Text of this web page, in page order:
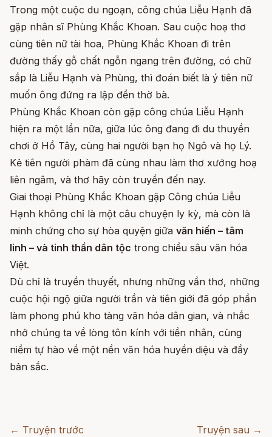
Trong một cuộc du ngoạn, công chúa Liễu Hạnh đã
gặp nhân sĩ Phùng Khắc Khoan. Sau cuộc hoạ thơ
cùng tiên nữ tài hoa, Phùng Khắc Khoan đi trên
đường thấy gỗ chất ngỗn ngang trên đường, có chữ
sắp là Liễu Hạnh và Phùng, thì đoán biết là ý tiên nữ
muốn ông đứng ra lập đền thờ bà.
Phùng Khắc Khoan còn gặp công chúa Liễu Hạnh
hiện ra một lần nữa, giữa lúc ông đang đi du thuyền
chơi ở Hồ Tây, cùng hai người bạn họ Ngô và họ Lý.
Kẻ tiên người phàm đã cùng nhau làm thơ xướng hoạ
liên ngâm, và thơ hãy còn truyền đến nay.
Giai thoại Phùng Khắc Khoan gặp Công chúa Liễu
Hạnh không chỉ là một câu chuyện ly kỳ, mà còn là
minh chứng cho sự hòa quyện giữa văn hiến – tâm
linh – và tinh thần dân tộc trong chiều sâu văn hóa
Việt.
Dù chỉ là truyền thuyết, nhưng những vần thơ, những
cuộc hội ngộ giữa người trần và tiên giới đã góp phần
làm phong phú kho tàng văn hóa dân gian, và nhắc
nhở chúng ta về lòng tôn kính với tiền nhân, cùng
niềm tự hào về một nền văn hóa huyền diệu và đầy
bản sắc.
← Truyện trước Truyện sau →